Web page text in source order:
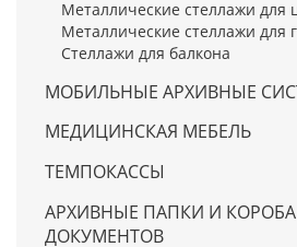
Металлические стеллажи для
Металлические стеллажи для
Стеллажи для балкона
МОБИЛЬНЫЕ АРХИВНЫЕ
МЕДИЦИНСКАЯ МЕБЕЛЬ
ТЕМПОКАССЫ
АРХИВНЫЕ ПАПКИ И
ДОКУМЕНТОВ